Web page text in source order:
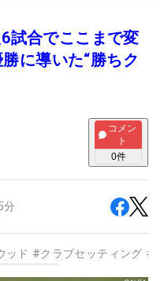
試合でここまで変
に導いた“勝ちク
コメン
ト
0件
分
ッド #クラブセッティング #